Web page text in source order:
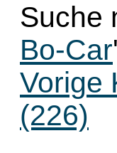
Suche
Bo-Car
Vorige
(226)